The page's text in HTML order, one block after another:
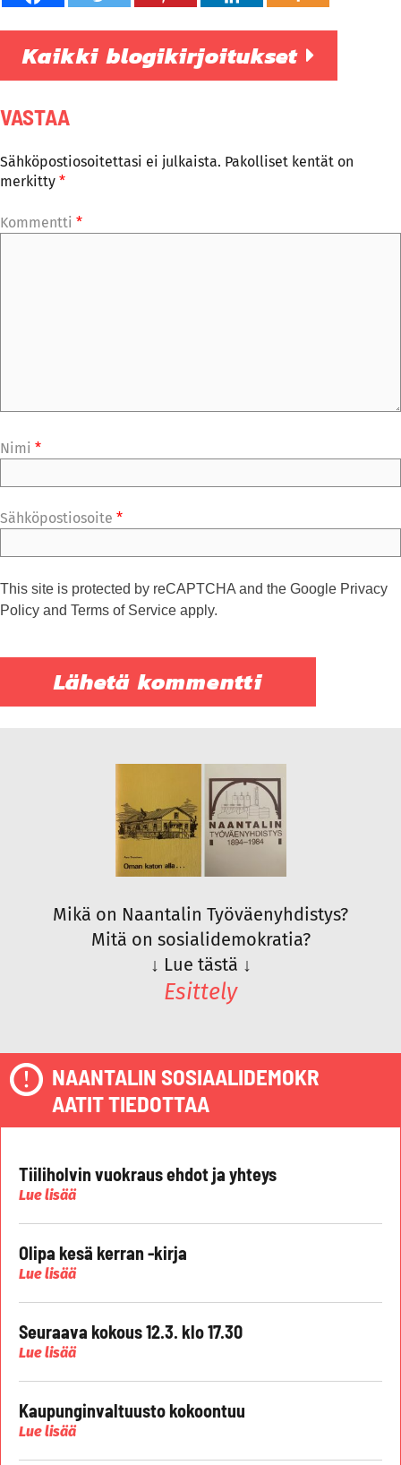
Kaikki blogikirjoitukset
VASTAA
Sähköpostiosoitettasi ei julkaista. Pakolliset kentät on
merkitty *
Kommentti *
Nimi *
Sähköpostiosoite *
This site is protected by reCAPTCHA and the Google Privacy
Policy and Terms of Service apply.
Mikä on Naantalin Työväenyhdistys?
Mitä on sosialidemokratia?
↓ Lue tästä ↓
Esittely
NAANTALIN SOSIAALIDEMOKR
AATIT TIEDOTTAA
Tiiliholvin vuokraus ehdot ja yhteys
Lue lisää
Olipa kesä kerran -kirja
Lue lisää
Seuraava kokous 12.3. klo 17.30
Lue lisää
Kaupunginvaltuusto kokoontuu
Lue lisää